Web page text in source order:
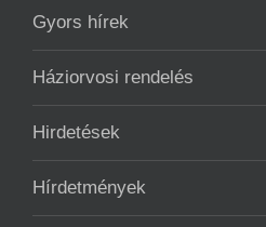
Gyors hírek
Háziorvosi rendelés
Hirdetések
Hírdetmények